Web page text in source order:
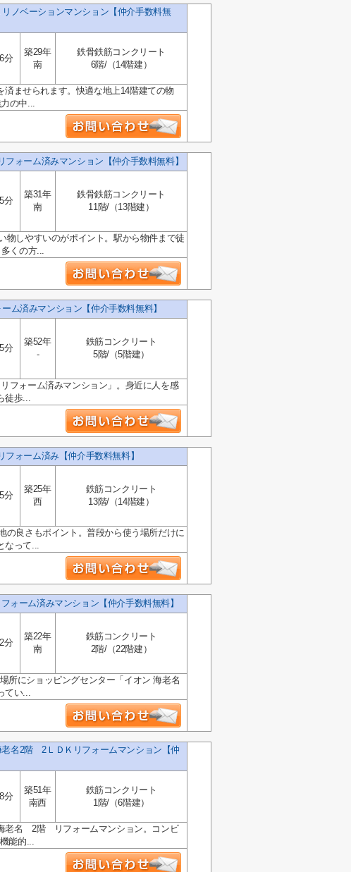
ノベーションマンション【仲介手数料無
分
築29年
南
鉄骨鉄筋コンクリート
6階/（14階建）
ませられます。快適な地上14階建ての物
の中...
ォーム済みマンション【仲介手数料無料】
分
築31年
南
鉄骨鉄筋コンクリート
11階/（13階建）
物しやすいのがポイント。駅から物件まで徒
くの方...
ム済みマンション【仲介手数料無料】
分
築52年
-
鉄筋コンクリート
5階/（5階建）
フォーム済みマンション」。身近に人を感
徒歩...
ォーム済み【仲介手数料無料】
分
築25年
西
鉄筋コンクリート
13階/（14階建）
の良さもポイント。普段から使う場所だけに
なって...
ォーム済みマンション【仲介手数料無料】
分
築22年
南
鉄筋コンクリート
2階/（22階建）
所にショッピングセンター「イオン 海老名
てい...
名2階 2ＬＤＫリフォームマンション【仲
分
築51年
南西
鉄筋コンクリート
1階/（6階建）
老名 2階 リフォームマンション。コンビ
能的...